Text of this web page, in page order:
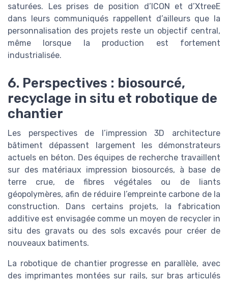
saturées. Les prises de position d’ICON et d’XtreeE
dans leurs communiqués rappellent d’ailleurs que la
personnalisation des projets reste un objectif central,
même lorsque la production est fortement
industrialisée.
6. Perspectives : biosourcé,
recyclage in situ et robotique de
chantier
Les perspectives de l’impression 3D architecture
bâtiment dépassent largement les démonstrateurs
actuels en béton. Des équipes de recherche travaillent
sur des matériaux impression biosourcés, à base de
terre crue, de fibres végétales ou de liants
géopolymères, afin de réduire l’empreinte carbone de la
construction. Dans certains projets, la fabrication
additive est envisagée comme un moyen de recycler in
situ des gravats ou des sols excavés pour créer de
nouveaux batiments.
La robotique de chantier progresse en parallèle, avec
des imprimantes montées sur rails, sur bras articulés